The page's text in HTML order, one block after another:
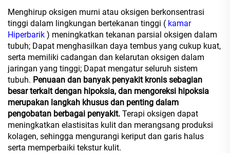
Menghirup oksigen murni atau oksigen berkonsentrasi
tinggi dalam lingkungan bertekanan tinggi ( kamar
Hiperbarik ) meningkatkan tekanan parsial oksigen dalam
tubuh; Dapat menghasilkan daya tembus yang cukup kuat,
serta memiliki cadangan dan kelarutan oksigen dalam
jaringan yang tinggi; Dapat mengatur seluruh sistem
tubuh. Penuaan dan banyak penyakit kronis sebagian
besar terkait dengan hipoksia, dan mengoreksi hipoksia
merupakan langkah khusus dan penting dalam
pengobatan berbagai penyakit. Terapi oksigen dapat
meningkatkan elastisitas kulit dan merangsang produksi
kolagen, sehingga mengurangi keriput dan garis halus
serta memperbaiki tekstur kulit.